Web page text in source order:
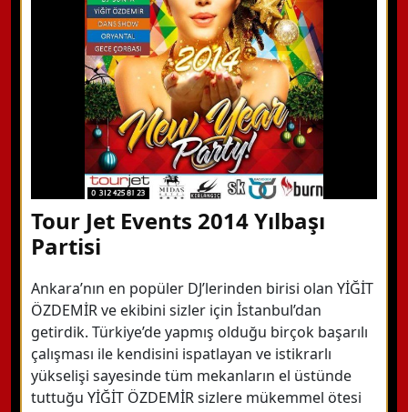
Detaylı Bilgi Alın
Tour Jet Events 2014 Yılbaşı
Partisi
Ankara’nın en popüler DJ’lerinden birisi olan YİĞİT
ÖZDEMİR ve ekibini sizler için İstanbul’dan
getirdik. Türkiye’de yapmış olduğu birçok başarılı
çalışması ile kendisini ispatlayan ve istikrarlı
yükselişi sayesinde tüm mekanların el üstünde
tuttuğu YİĞİT ÖZDEMİR sizlere mükemmel ötesi